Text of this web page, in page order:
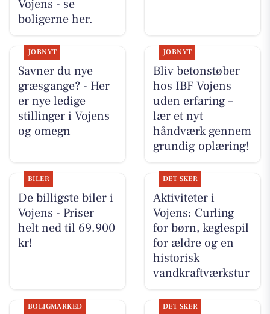
Vojens - se
boligerne her.
JOBNYT
Savner du nye
græsgange? - Her
er nye ledige
stillinger i Vojens
og omegn
JOBNYT
Bliv betonstøber
hos IBF Vojens
uden erfaring –
lær et nyt
håndværk gennem
grundig oplæring!
BILER
De billigste biler i
Vojens - Priser
helt ned til 69.900
kr!
DET SKER
Aktiviteter i
Vojens: Curling
for børn, keglespil
for ældre og en
historisk
vandkraftværkstur
BOLIGMARKED DET SKER